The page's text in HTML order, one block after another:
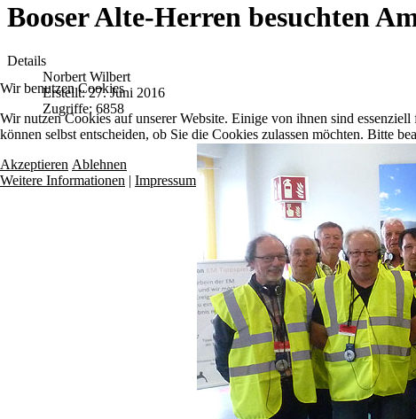
Booser Alte-Herren besuchten
Details
Norbert Wilbert
Erstellt: 27. Juni 2016
Zugriffe: 6858
Wir benutzen Cookies
Wir nutzen Cookies auf unserer Website. Einige von ihnen sind
können selbst entscheiden, ob Sie die Cookies zulassen möchten. Bitte
Akzeptieren Ablehnen
Weitere Informationen | Impressum